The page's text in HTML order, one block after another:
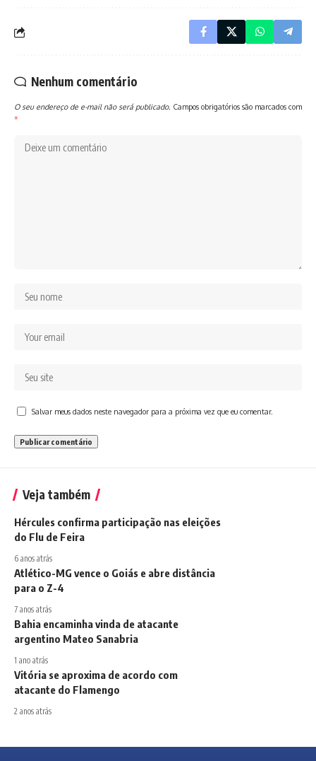
Nenhum comentário
O seu endereço de e-mail não será publicado. Campos obrigatórios são marcados com
*
Salvar meus dados neste navegador para a próxima vez que eu comentar.
Veja também
Hércules confirma participação nas eleições
do Flu de Feira
6 anos atrás
Atlético-MG vence o Goiás e abre distância
para o Z-4
7 anos atrás
Bahia encaminha vinda de atacante
argentino Mateo Sanabria
1 ano atrás
Vitória se aproxima de acordo com
atacante do Flamengo
2 anos atrás